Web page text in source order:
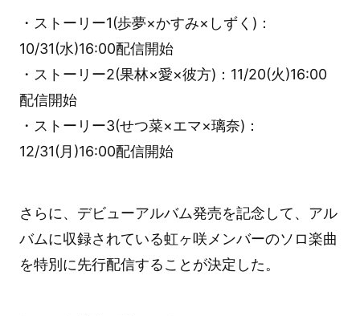
・ストーリー1(歩夢×かすみ×しずく)：
10/31(水)16:00配信開始
・ストーリー2(果林×愛×彼方)：11/20(火)16:00
配信開始
・ストーリー3(せつ菜×エマ×璃奈)：
12/31(月)16:00配信開始
さらに、デビューアルバム発売を記念して、アル
バムに収録されている虹ヶ咲メンバーのソロ楽曲
を特別に先行配信することが決定した。